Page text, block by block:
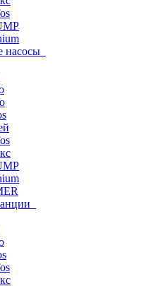
насосы